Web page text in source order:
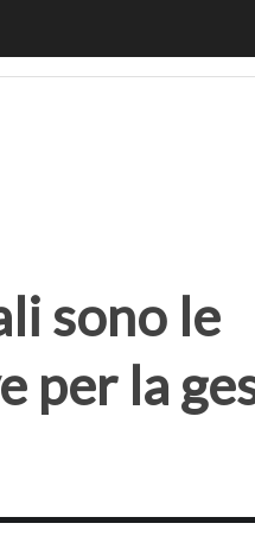
sono le
per la